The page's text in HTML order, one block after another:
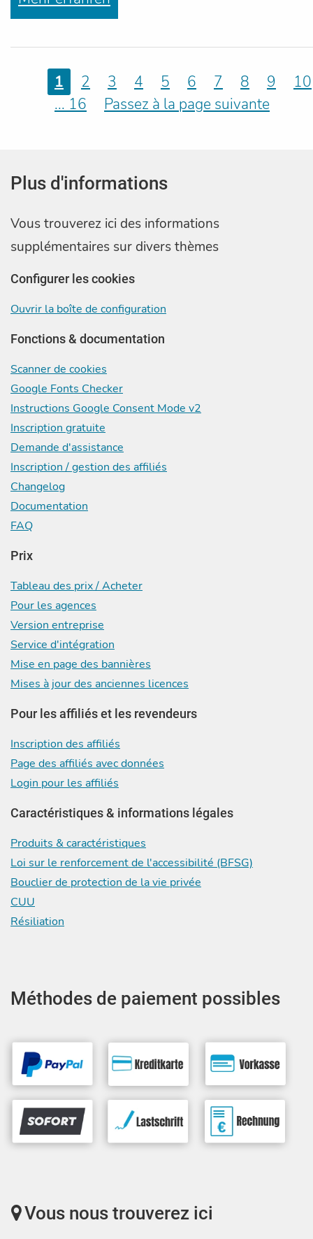
1 2 3 4 5 6 7 8 9
10
... 16
Passez à la page suivante
Plus d'informations
Vous trouverez ici des informations
supplémentaires sur divers thèmes
Configurer les cookies
Ouvrir la boîte de configuration
Fonctions & documentation
Scanner de cookies
Google Fonts Checker
Instructions Google Consent Mode v2
Inscription gratuite
Demande d'assistance
Inscription / gestion des affiliés
Changelog
Documentation
FAQ
Prix
Tableau des prix / Acheter
Pour les agences
Version entreprise
Service d'intégration
Mise en page des bannières
Mises à jour des anciennes licences
Pour les affiliés et les revendeurs
Inscription des affiliés
Page des affiliés avec données
Login pour les affiliés
Caractéristiques & informations légales
Produits & caractéristiques
Loi sur le renforcement de l'accessibilité (BFSG)
Bouclier de protection de la vie privée
CUU
Résiliation
Méthodes de paiement possibles
Vous nous trouverez ici